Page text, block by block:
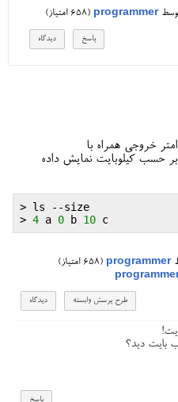
programmer
(
658 امتیاز)
خروجی همراه با
بر حسب کیلوبایت نمایش داده
> ls --size
> 4 a 0 b 10 c
programmer
(
658 امتیاز)
بایت دید؟